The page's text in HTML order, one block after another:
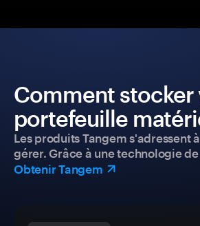
Comment stocker
portefeuille
Les produits Tangem s'adressent
gérer. Grâce à une technologie
Obtenir Tangem